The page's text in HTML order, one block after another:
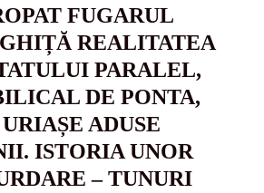
FUGARUL
REALITATEA
PARALEL,
DE PONTA,
ADUSE
ISTORIA UNOR
– TUNURI